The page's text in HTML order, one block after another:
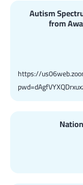
Autism
from
https://